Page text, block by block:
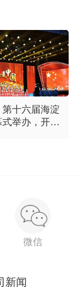
第十六届海淀
举办，开幕
奉献的一流精
及催人泪下的
微信
新闻